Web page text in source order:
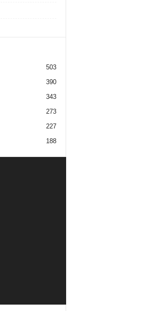
503
390
343
273
227
188